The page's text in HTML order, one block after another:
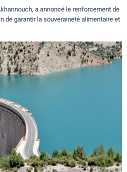
a annoncé le renforcement de
de garantir la souveraineté alimentaire et